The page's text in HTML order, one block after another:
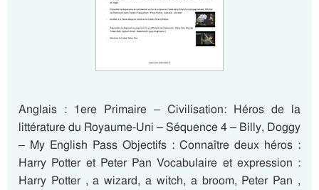
Anglais : 1ere Primaire – Civilisation: Héros de la
littérature du Royaume-Uni – Séquence 4 – Billy, Doggy
– My English Pass Objectifs : Connaître deux héros :
Harry Potter et Peter Pan Vocabulaire et expression :
Harry Potter , a wizard, a witch, a broom, Peter Pan ,